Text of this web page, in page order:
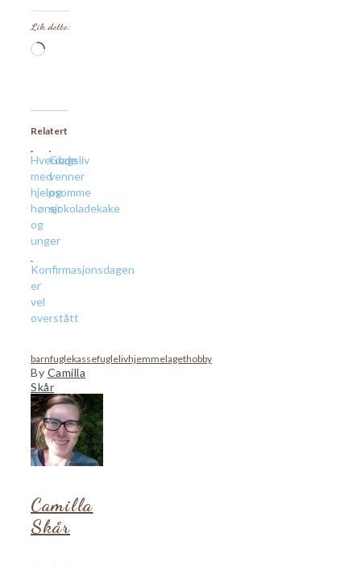
Lik dette:
Laster
Relatert
Hverdagsliv
med
hjelpsomme
høner
og
unger
Gode
venner
og
sjokoladekake
Konfirmasjonsdagen
er
vel
overstått
barnfuglekassefuglelivhjemmelagethobby
By Camilla
Skår
Camilla
Skår